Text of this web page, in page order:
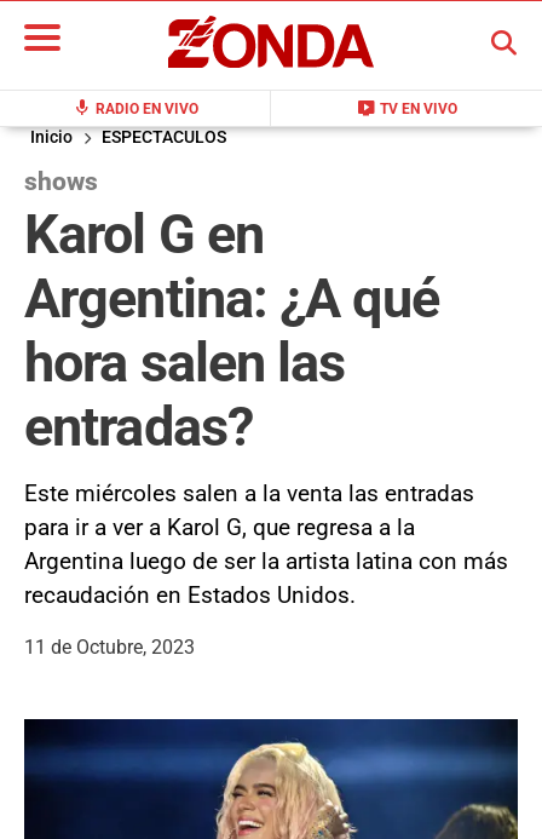
mic RADIO EN VIVO live_tv TV EN VIVO
BUSCAR
Inicio ESPECTACULOS
shows
Karol G en
Argentina: ¿A qué
hora salen las
entradas?
Este miércoles salen a la venta las entradas
para ir a ver a Karol G, que regresa a la
Argentina luego de ser la artista latina con más
recaudación en Estados Unidos.
11 de Octubre, 2023